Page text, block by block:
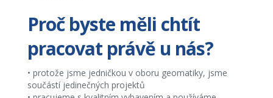
Proč byste měli chtít
pracovat právě u nás?
• protože jsme jedničkou v oboru geomatiky, jsme
součástí jedinečných projektů